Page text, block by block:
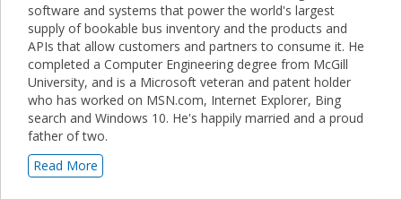
software and systems that power the world's largest
supply of bookable bus inventory and the products and
APIs that allow customers and partners to consume it. He
completed a Computer Engineering degree from McGill
University, and is a Microsoft veteran and patent holder
who has worked on MSN.com, Internet Explorer, Bing
search and Windows 10. He's happily married and a proud
father of two.
Read More